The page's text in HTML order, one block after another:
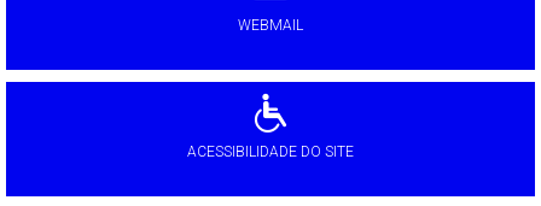
WEBMAIL
ACESSIBILIDADE DO SITE